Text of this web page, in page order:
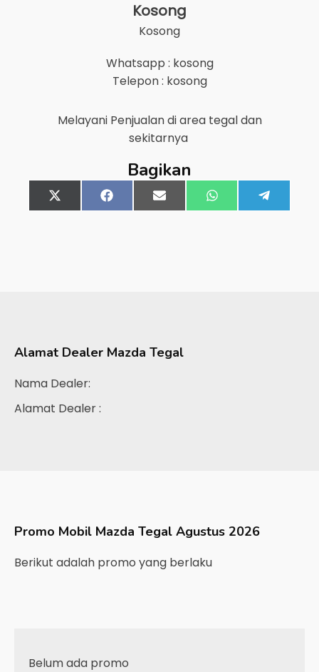
Kosong
Kosong
Whatsapp : kosong
Telepon : kosong
Melayani Penjualan di area tegaldan
sekitarnya
Bagikan
Share
on
X
(Twitter)
Share
on
FacebookShare
on
Email Share
on
WhatsApp
on
Alamat Dealer Mazda Tegal
Nama Dealer:
Alamat Dealer :
Promo Mobil Mazda Tegal Agustus 2026
Berikut adalah promo yang berlaku
Belum ada promo